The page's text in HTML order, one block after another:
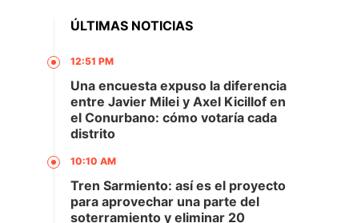
ÚLTIMAS NOTICIAS
12:51 PM
Una encuesta expuso la diferencia
entre Javier Milei y Axel Kicillof en
el Conurbano: cómo votaría cada
distrito
10:10 AM
Tren Sarmiento: así es el proyecto
para aprovechar una parte del
soterramiento y eliminar 20